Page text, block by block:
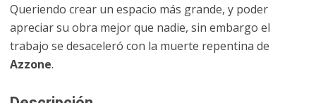
Queriendo crear un espacio más grande, y poder
apreciar su obra mejor que nadie, sin embargo el
trabajo se desaceleró con la muerte repentina de
Azzone.